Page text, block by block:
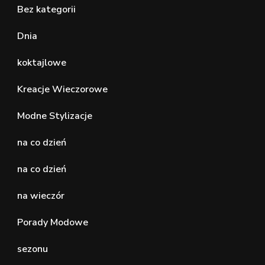
Bez kategorii
Dnia
koktajlowe
Kreacje Wieczorowe
Modne Stylizacje
na co dzień
na co dzień
na wieczór
Porady Modowe
sezonu